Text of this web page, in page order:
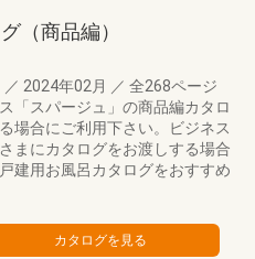
（商品編）
／ 2024年02月 ／ 全268ページ
「スパージュ」の商品編カタロ
場合にご利用下さい。ビジネス
まにカタログをお渡しする場合
建用お風呂カタログをおすすめ